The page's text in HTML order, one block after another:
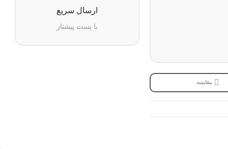
مقایسه
ارسال سریع
با پست پیشتاز